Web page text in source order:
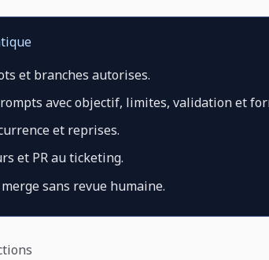
et branches autorises.
avec objectif, limites, validation et
et reprises.
et PR au ticketing.
sans revue humaine.